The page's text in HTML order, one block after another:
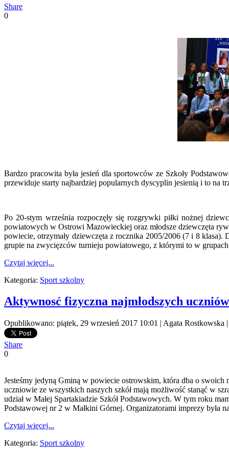
Share
0
Bardzo pracowita była jesień dla sportowców ze Szkoły
przewiduje starty najbardziej popularnych dyscyplin jesienią i to na
Po 20-stym września rozpoczęły się rozgrywki piłki nożnej
powiatowych w Ostrowi Mazowieckiej oraz młodsze dziewczęta
powiecie, otrzymały dziewczęta z rocznika 2005/2006 (7 i 8 klasa).
grupie na zwycięzców turnieju powiatowego, z którymi to w
Czytaj więcej...
Kategoria: Sport szkolny
Aktywnosć fizyczna najmłodszych uczniów
Opublikowano: piątek, 29 wrzesień 2017 10:01 | Agata Rostkowska
Share
0
Jesteśmy jedyną Gminą w powiecie ostrowskim, która dba o
uczniowie ze wszystkich naszych szkół mają możliwość stanąć w
udział w Małej Spartakiadzie Szkół Podstawowych. W tym roku
Podstawowej nr 2 w Małkini Górnej. Organizatorami imprezy była
Czytaj więcej...
Kategoria: Sport szkolny